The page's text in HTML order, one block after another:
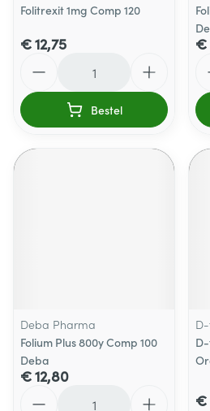
Folitrexit 1mg Comp 120
€ 12,75
Bestel
€
Deba Pharma
Folium Plus 800y Comp 100
Deba
€ 12,80
€